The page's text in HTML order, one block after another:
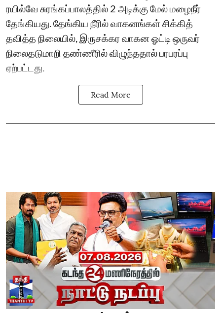
ரயில்வே சுரங்கப்பாலத்தில் 2 அடிக்கு மேல் மழைநீர்
தேங்கியது. தேங்கிய நீரில் வாகனங்கள் சிக்கித்
தவித்த நிலையில், இருசக்கர வாகன ஓட்டி ஒருவர்
நிலைதடுமாறி தண்ணீரில் விழுந்ததால் பரபரப்பு
ஏற்பட்டது.
Read More